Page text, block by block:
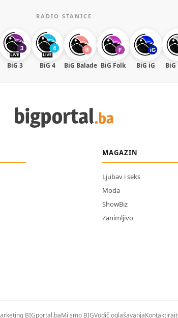
RADIO STANICE
BiG 3 BiG 4 BiG Balade BiG Folk BiG iG BiG
MAGAZIN
Ljubav i seks
Moda
ShowBiz
Zanimljivo
BIGportal.baMi smo BIGVodič oglašavanja